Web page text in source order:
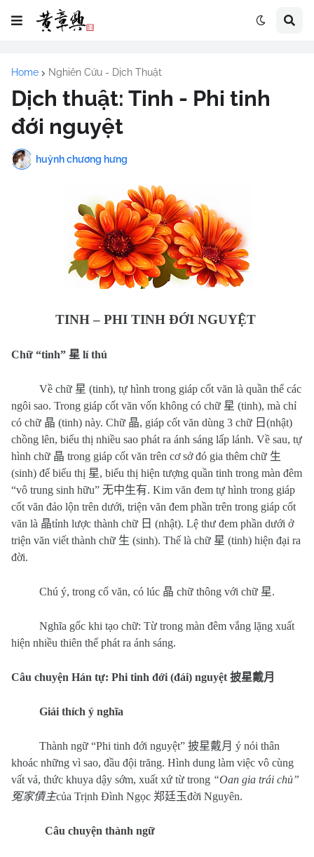
Home Nghiên Cứu - Dịch Thuật
Dịch thuật: Tinh - Phi tinh
đới nguyệt
huỳnh chương hưng
TINH – PHI TINH ĐỚI NGUYỆT
Chữ “tinh” 星 lí thú
Về chữ 星 (tinh), tự hình trong giáp cốt văn là quần thể các
ngôi sao. Trong giáp cốt văn vốn không có chữ 星 (tinh), mà chỉ
có chữ 晶 (tinh) này. Chữ 晶, giáp cốt văn dùng 3 chữ 日 (nhật)
chồng lên, biểu thị nhiều sao phát ra ánh sáng lấp lánh. Về sau, tự
hình chữ 晶 trong giáp cốt văn trên cơ sở đó gia thêm chữ 生
(sinh) để biểu thị 星, biểu thị hiện tượng quần tinh trong màn đêm
“vô trung sinh hữu” 无中生有. Kim văn đem tự hình trong giáp
cốt văn đảo lộn trên dưới, triện văn đem phần trên trong giáp cốt
văn là 晶tỉnh lược thành chữ 日 (nhật). Lệ thư đem phần dưới ở
triện văn viết thành chữ 生 (sinh). Thế là chữ 星 (tinh) hiện đại ra
đời.
Chú ý, trong cổ văn, có lúc 晶 chữ thông với chữ 星.
Nghĩa gốc khi tạo chữ: Từ trong màn đêm vắng lặng xuất
hiện nhiều thiên thể phát ra ánh sáng.
Câu chuyện Hán tự: Phi tinh đới (đái) nguyệt 披星戴月
Giải thích ý nghĩa
Thành ngữ “Phi tinh đới nguyệt” 披星戴月 ý nói thân
khoác những vì sao, đầu đội trăng. Hình dung làm việc vô cùng
vất vả, thức khuya dậy sớm, xuất xứ từ trong “Oan gia trái chủ”
冤家債主của Trịnh Đình Ngọc 郑廷玉đời Nguyên.
Câu chuyện thành ngữ